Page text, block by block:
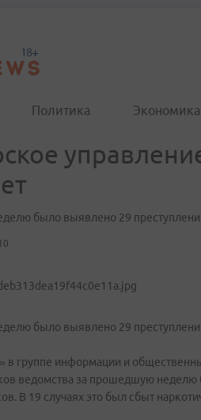
Политика Экономика
было выявлено 29
было выявлено 29
в группе информации и
ведомства за прошедшую
В 19 случаях это был сбыт